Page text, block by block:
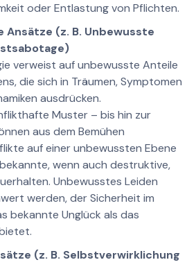
oder Entlastung von Pflichten.
Ansätze (z. B. Unbewusste
verweist auf unbewusste Anteile
die sich in Träumen, Symptomen
ausdrücken.
Muster – bis hin zur
aus dem Bemühen
auf einer unbewussten Ebene
wenn auch destruktive,
Unbewusstes Leiden
werden, der Sicherheit im
bekannte Unglück als das
(z. B. Selbstverwirklichung